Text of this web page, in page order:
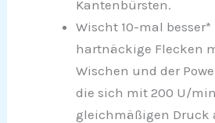
Kantenbürsten.
Wischt 10-mal
hartnäckige Flecken
Wischen und der
die sich mit 200 U/
gleichmäßigen Druck